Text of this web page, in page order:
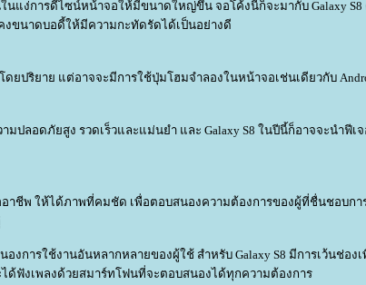
ง่การดีไซน์หน้าจอให้มีขนาดใหญ่ขึ้น จอโค้งนี้ก็จะมากับ Galaxy S8
งขนาดบอดี้ให้มีความกะทัดรัดได้เป็นอย่างดี
ยปริยาย แต่อาจจะมีการใช้ปุ่มโฮมจำลองในหน้าจอเช่นเดียวกับ
ลอดภัยสูง รวดเร็วและแม่นยำ และ Galaxy S8 ในปีนี้ก็อาจจะนำฟีเจ
อาชีพ ให้ได้ภาพที่คมชัด เพื่อตอบสนองความต้องการของผู้ที่ชื่นชอบกา
งการใช้งานอันหลากหลายของผู้ใช้ สำหรับ Galaxy S8 มีการเว้นช่อง
ด้ฟังเพลงด้วยสมาร์ทโฟนที่จะตอบสนองได้ทุกความต้องการ